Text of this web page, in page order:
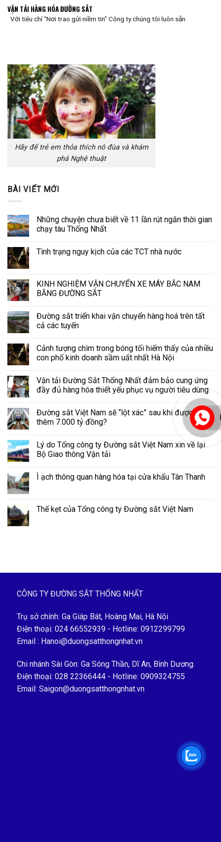
VẬN TẢI HÀNG HÓA ĐƯỜNG SẮT
Với tiêu chí “Nơi trao gửi niềm tin” Công ty chúng tôi luôn sẵn
Hãy để trẻ em thỏa thích nô đùa và khám
phá Nghệ thuật
BÀI VIẾT MỚI
Những chuyện chưa biết về 11 lần rút ngắn thời gian
chạy tàu Thống Nhất
Tình trạng nguy kịch của các TCT nhà nước
KINH NGHIỆM VẬN CHUYỂN XE MÁY BẮC NAM
BẰNG ĐƯỜNG SẮT
Đường sắt triển khai vận chuyển hàng hoá trên tất
cả các tuyến
Cảnh tượng chìm trong bóng tối hiếm thấy của nhiều
con phố kinh doanh sầm uất nhất Hà Nội
Vận tải Đường Sắt Thống Nhất đảm bảo cung ứng
đầy đủ hàng hóa thiết yếu phục vụ người tiêu dùng
Đường sắt Việt Nam sẽ “lột xác” sau khi được cấp
thêm 7.000 tỷ đồng?
Lý do Tổng công ty Đường sắt Việt Nam xin về lại
Bộ Giao thông Vận tải
Ì ạch thông quan hàng hóa tại cửa khẩu Tân Thanh
Thế kẹt của Tổng công ty Đường sắt Việt Nam
CÔNG TY ĐƯỜNG SẮT THỐNG NHẤT
Trụ sở chính: Ga Giáp Bát, Hoàng Mai, Hà Nội
Điện thoại: 024 66552939 - Hotline: 0912299799
Email : Hanoi@duongsatthongnhat.vn
Chi nhánh Sài Gòn: Ga Sóng Thần, Dĩ An, Bình Dương.
Điện thoại: 028 22366444 - Hotline: 0909324755
Email: Saigon@duongsatthongnhat.vn